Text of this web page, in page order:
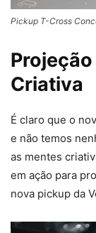
Pickup T-Cross
Criativa
É claro que o
e não temos
as mentes
em ação para
nova pickup da